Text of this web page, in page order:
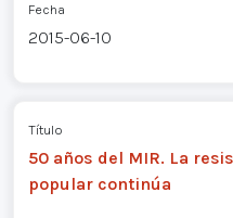
Fecha
2015-06-10
Título
50 años del MIR. La
popular continúa